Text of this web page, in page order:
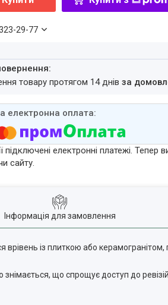
29-77
товару протягом 14 днівза
підключені електронні платежі.
сайту.
Інформація для замовлення
врівень із плиткою або керамогранітом,
знімається, що спрощує доступ до